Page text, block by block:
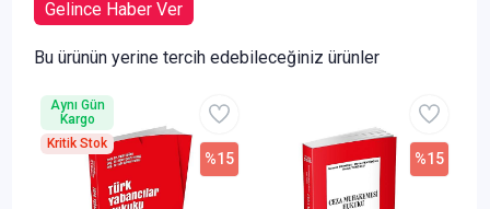
Gelince Haber Ver
Bu ürünün yerine tercih edebileceğiniz ürünler
%15
Aynı Gün
Kargo
Kritik Stok
%15